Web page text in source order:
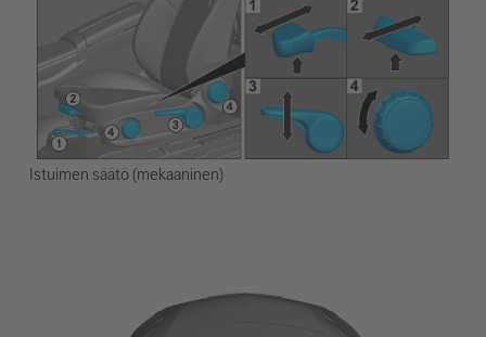
Istuimen säätö (mekaaninen)